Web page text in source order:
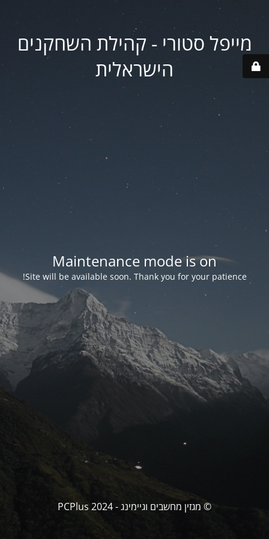
מייפל סטורי - קהילת השחקנים
הישראלית
Maintenance mode is on
Site will be available soon. Thank you for your patience!
© מגזין מחשבים וגיימינג - PCPlus 2024